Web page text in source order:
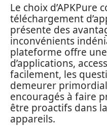
Le choix
téléchargement
présente des
inconvénients
plateforme offre
d’applications,
facilement, les
demeurer
encouragés à faire
être proactifs dans
appareils.